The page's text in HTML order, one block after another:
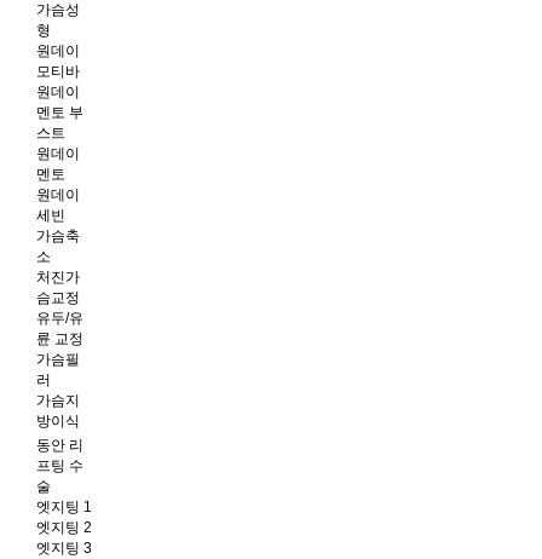
가슴성
형
원데이
모티바
원데이
멘토 부
스트
원데이
멘토
원데이
세빈
가슴축
소
처진가
슴교정
유두/유
륜 교정
가슴필
러
가슴지
방이식
동안 리
프팅 수
술
엣지팅 1
엣지팅 2
엣지팅 3